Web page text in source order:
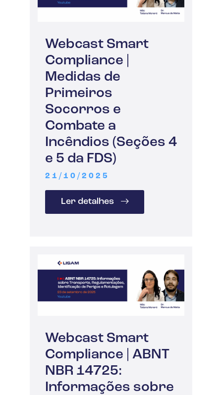
Webcast Smart
Compliance |
Medidas de
Primeiros
Socorros e
Combate a
Incêndios (Seções 4
e 5 da FDS)
21/10/2025
Ler detalhes
Webcast Smart
Compliance | ABNT
NBR 14725:
Informações sobre